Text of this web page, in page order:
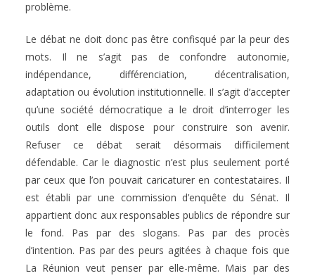
problème.
Le débat ne doit donc pas être confisqué par la peur des
mots. Il ne s’agit pas de confondre autonomie,
indépendance, différenciation, décentralisation,
adaptation ou évolution institutionnelle. Il s’agit d’accepter
qu’une société démocratique a le droit d’interroger les
outils dont elle dispose pour construire son avenir.
Refuser ce débat serait désormais difficilement
défendable. Car le diagnostic n’est plus seulement porté
par ceux que l’on pouvait caricaturer en contestataires. Il
est établi par une commission d’enquête du Sénat. Il
appartient donc aux responsables publics de répondre sur
le fond. Pas par des slogans. Pas par des procès
d’intention. Pas par des peurs agitées à chaque fois que
La Réunion veut penser par elle-même. Mais par des